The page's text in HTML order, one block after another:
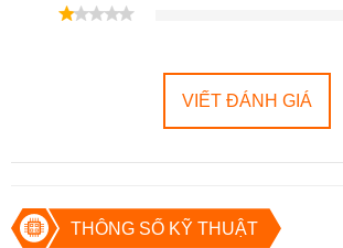
Hỗ trợ trả góp 0% lãi suất
Bảo hành nguồn, màn hình, vân tay
???? Thu cũ đổi mới – Giao lưu
VIẾT ĐÁNH GIÁ
THÔNG SỐ KỸ THUẬT